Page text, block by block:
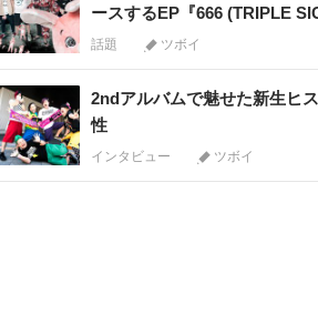
ースするEP『666 (TRIPLE
話題 ツボイ
2ndアルバムで魅せた新生ヒ
性
インタビュー ツボイ